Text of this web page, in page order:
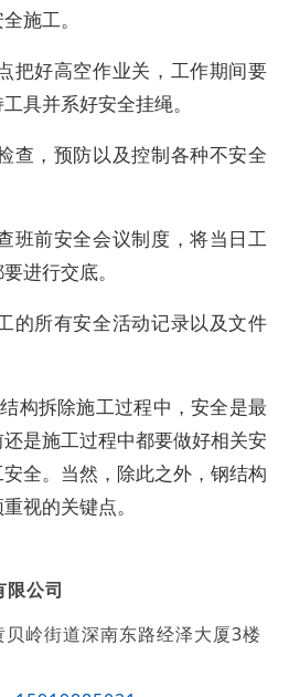
施工。
把好高空作业关，工作期间要
具并系好安全挂绳。
查，预防以及控制各种不安全
班前安全会议制度，将当日工
进行交底。
的所有安全活动记录以及文件
构拆除施工过程中，安全是最
是施工过程中都要做好相关安
全。当然，除此之外，钢结构
视的关键点。
限公司
岭街道深南东路经泽大厦3楼